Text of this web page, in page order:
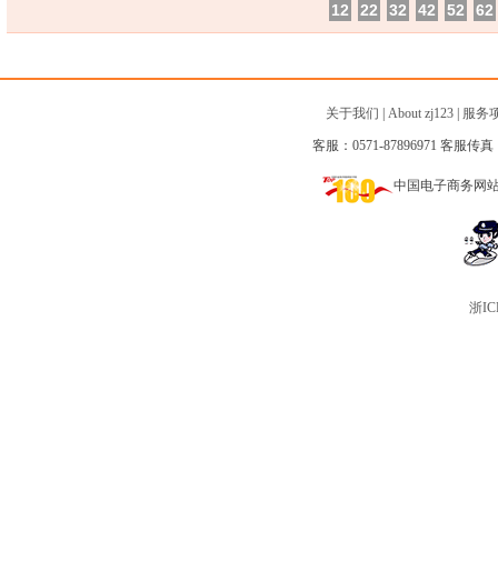
12
22 32 42 52 62
关于我们 About zj123| 服务
客服：0571-87896971 客服传真
中国电子商务网
浙